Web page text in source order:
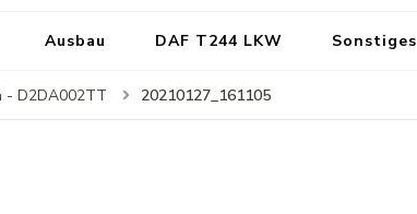
Ausbau DAF T244 LKW Sonstiges
- D2DA002TT 20210127_161105